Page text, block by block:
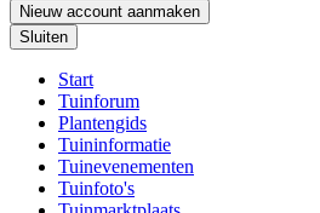
Nieuw account aanmaken
Sluiten
Start
Tuinforum
Plantengids
Tuininformatie
Tuinevenementen
Tuinfoto's